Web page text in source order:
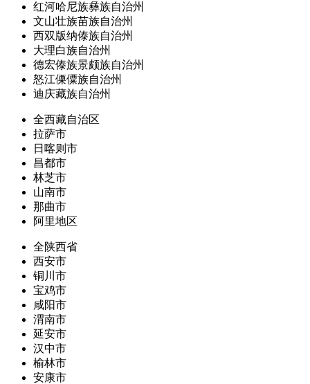
红河哈尼族彝族自治州
文山壮族苗族自治州
西双版纳傣族自治州
大理白族自治州
德宏傣族景颇族自治州
怒江傈僳族自治州
迪庆藏族自治州
全西藏自治区
拉萨市
日喀则市
昌都市
林芝市
山南市
那曲市
阿里地区
全陕西省
西安市
铜川市
宝鸡市
咸阳市
渭南市
延安市
汉中市
榆林市
安康市